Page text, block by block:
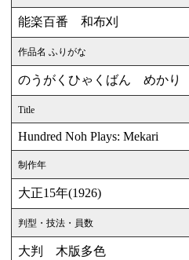
能楽百番 和布刈
作品名 ふりがな
のうがくひゃくばん めかり
Title
Hundred Noh Plays: Mekari
制作年
大正15年(1926)
判型・技法・員数
大判 木版多色